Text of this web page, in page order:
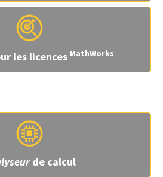
les licences MathWorks
de calcul